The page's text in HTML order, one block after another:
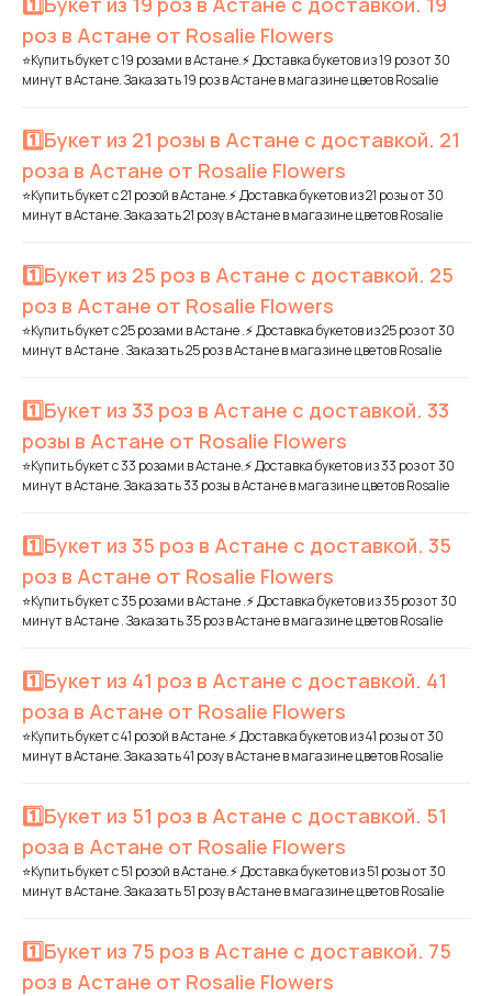
роз в Астане от Rosalie Flowers
⭐Купить букет с 19 розами в Астане.⚡ Доставка букетов из 19 роз от 30
минут в Астане. Заказать 19 роз в Астане в магазине цветов Rosalie
1️⃣Букет из 21 розы в Астане с доставкой. 21
роза в Астане от Rosalie Flowers
⭐Купить букет с 21 розой в Астане.⚡ Доставка букетов из 21 розы от 30
минут в Астане. Заказать 21 розу в Астане в магазине цветов Rosalie
1️⃣Букет из 25 роз в Астане с доставкой. 25
роз в Астане от Rosalie Flowers
⭐Купить букет с 25 розами в Астане .⚡ Доставка букетов из 25 роз от 30
минут в Астане . Заказать 25 роз в Астане в магазине цветов Rosalie
1️⃣Букет из 33 роз в Астане с доставкой. 33
розы в Астане от Rosalie Flowers
⭐Купить букет с 33 розами в Астане.⚡ Доставка букетов из 33 роз от 30
минут в Астане. Заказать 33 розы в Астане в магазине цветов Rosalie
1️⃣Букет из 35 роз в Астане с доставкой. 35
роз в Астане от Rosalie Flowers
⭐Купить букет с 35 розами в Астане .⚡ Доставка букетов из 35 роз от 30
минут в Астане . Заказать 35 роз в Астане в магазине цветов Rosalie
1️⃣Букет из 41 роз в Астане с доставкой. 41
роза в Астане от Rosalie Flowers
⭐Купить букет с 41 розой в Астане.⚡ Доставка букетов из 41 розы от 30
минут в Астане. Заказать 41 розу в Астане в магазине цветов Rosalie
1️⃣Букет из 51 роз в Астане с доставкой. 51
роза в Астане от Rosalie Flowers
⭐Купить букет с 51 розой в Астане.⚡ Доставка букетов из 51 розы от 30
минут в Астане. Заказать 51 розу в Астане в магазине цветов Rosalie
1️⃣Букет из 75 роз в Астане с доставкой. 75
роз в Астане от Rosalie Flowers